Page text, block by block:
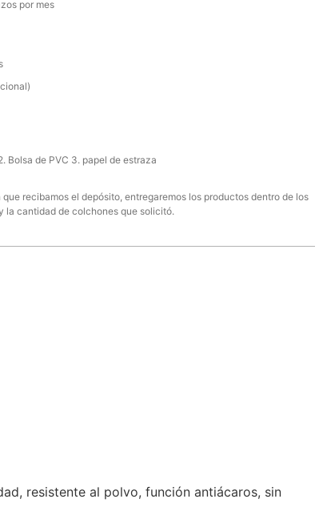
por mes
Bolsa de PVC 3. papel de estraza
recibamos el depósito, entregaremos los productos dentro de los
la cantidad de colchones que solicitó.
resistente al polvo, función antiácaros, sin